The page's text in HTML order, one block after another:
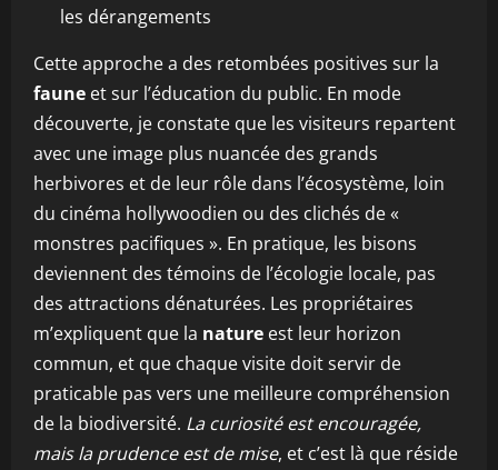
les dérangements
Cette approche a des retombées positives sur la
faune et sur l’éducation du public. En mode
découverte, je constate que les visiteurs repartent
avec une image plus nuancée des grands
herbivores et de leur rôle dans l’écosystème, loin
du cinéma hollywoodien ou des clichés de «
monstres pacifiques ». En pratique, les bisons
deviennent des témoins de l’écologie locale, pas
des attractions dénaturées. Les propriétaires
m’expliquent que la nature est leur horizon
commun, et que chaque visite doit servir de
praticable pas vers une meilleure compréhension
de la biodiversité. La curiosité est encouragée,
mais la prudence est de mise, et c’est là que réside